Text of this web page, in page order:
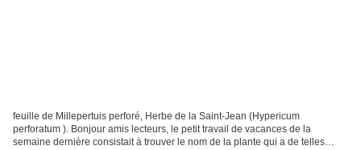
feuille de Millepertuis perforé, Herbe de la Saint-Jean (Hypericum
perforatum ). Bonjour amis lecteurs, le petit travail de vacances de la
semaine dernière consistait à trouver le nom de la plante qui a de telles